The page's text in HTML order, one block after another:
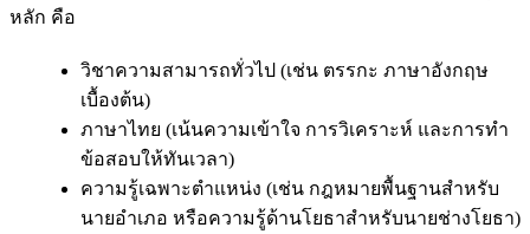
หลัก คือ
วิชาความสามารถทั่วไป (เช่น ตรรกะ ภาษาอังกฤษ
เบื้องต้น)
ภาษาไทย (เน้นความเข้าใจ การวิเคราะห์ และการทำ
ข้อสอบให้ทันเวลา)
ความรู้เฉพาะตำแหน่ง (เช่น กฎหมายพื้นฐานสำหรับ
นายอำเภอ หรือความรู้ด้านโยธาสำหรับนายช่างโยธา)